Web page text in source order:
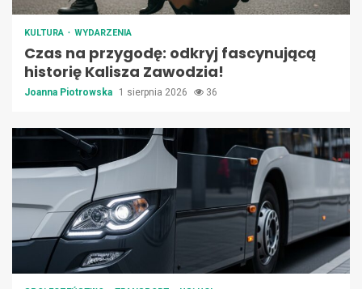
KULTURA WYDARZENIA
Czas na przygodę: odkryj fascynującą
historię Kalisza Zawodzia!
Joanna Piotrowska 1 sierpnia 2026 36